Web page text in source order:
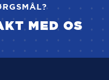
MED OS